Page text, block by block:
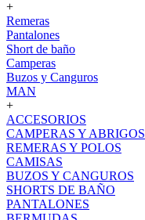
+
Remeras
Pantalones
Short de baño
Camperas
Buzos y Canguros
MAN
+
ACCESORIOS
CAMPERAS Y ABRIGOS
REMERAS Y POLOS
CAMISAS
BUZOS Y CANGUROS
SHORTS DE BAÑO
PANTALONES